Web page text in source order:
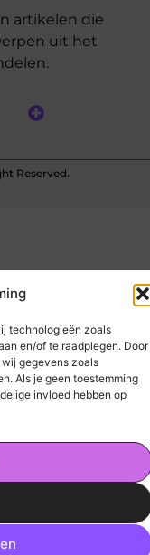
technologieën zoals
en/of te raadplegen. Door
gegevens zoals
Als je geen toestemming
invloed hebben op
Ga
artikelen die
uit het
Reserved.